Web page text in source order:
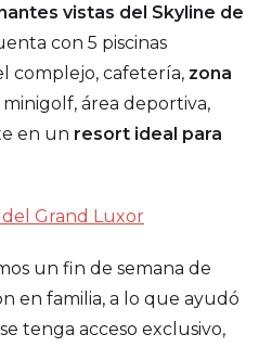
vistas del Skyline de
con 5 piscinas
complejo, cafetería, zona
minigolf, área deportiva,
en un resort ideal para
un fin de semana de
en familia, a lo que ayudó
tenga acceso exclusivo,